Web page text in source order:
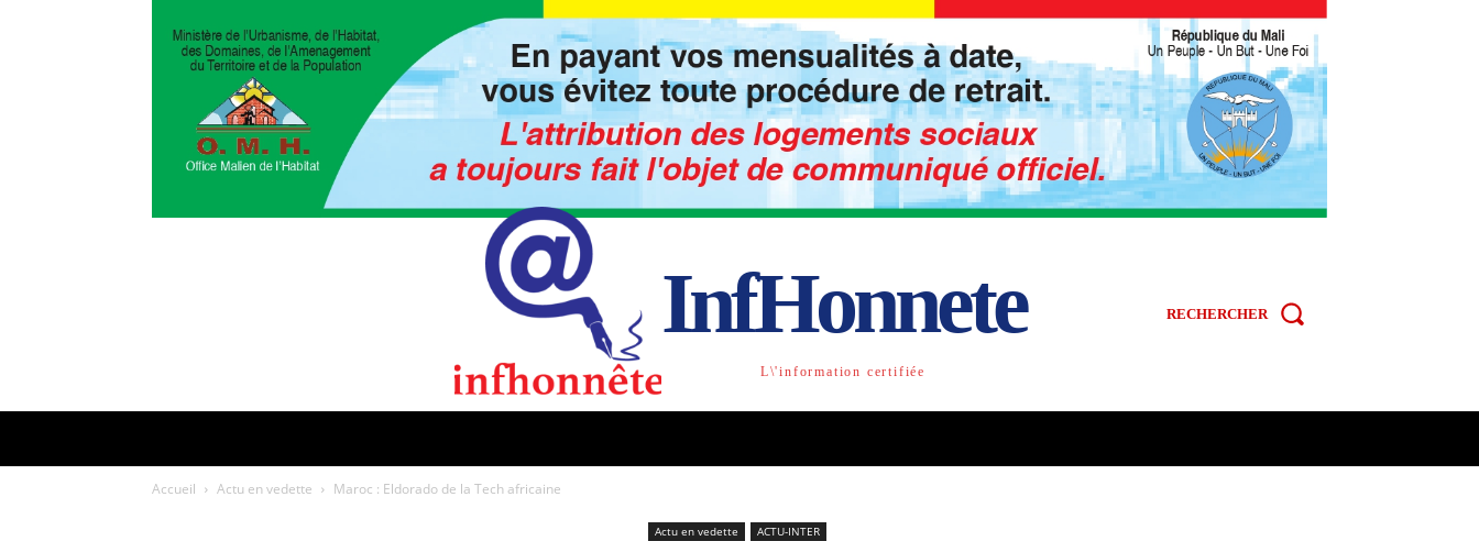
InfHonnete
L\'information certifiée
RECHERCHER
Accueil Actu en vedette Maroc : Eldorado de la Tech africaine
Actu en vedette ACTU-INTER